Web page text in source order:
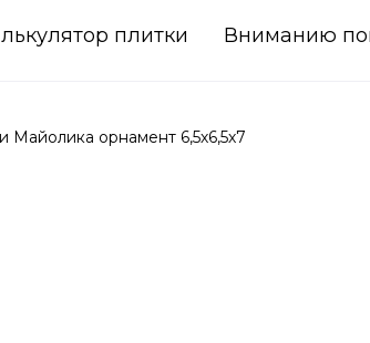
плитки Вниманию
орнамент 6,5х6,5х7